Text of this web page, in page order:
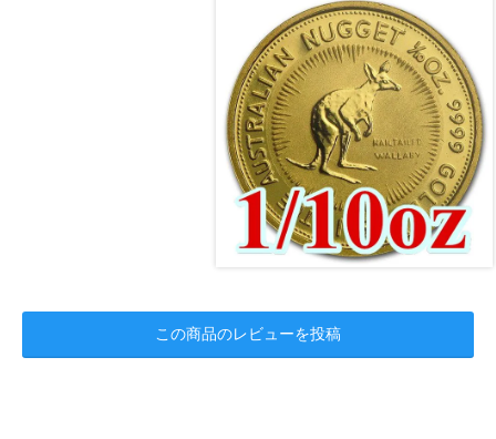
この商品のレビューを投稿